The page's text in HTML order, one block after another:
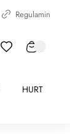
Regulamin
HURT